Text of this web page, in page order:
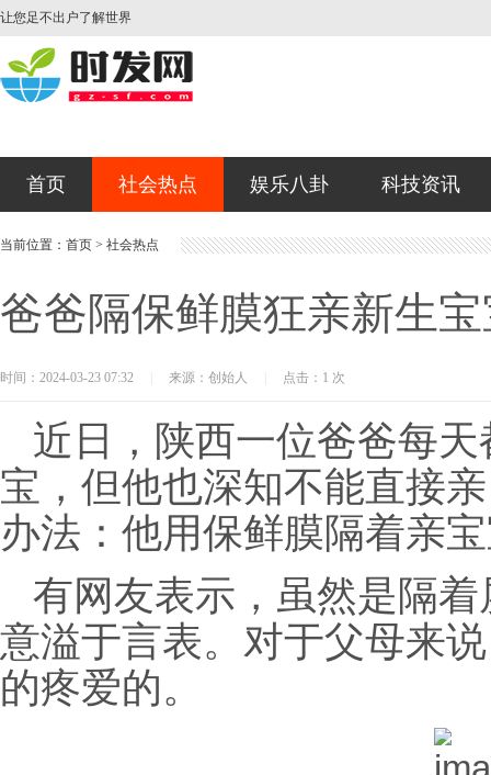
让您足不出户了解世界
首页 社会热点 娱乐八卦 科技资讯
当前位置： 首页 > 社会热点
爸爸隔保鲜膜狂亲新生
时间：2024-03-23 07:32 来源：创始人 点击：1 次
近日，陕西一位爸爸每
宝，但他也深知不能直接
办法：他用保鲜膜隔着亲
有网友表示，虽然是隔
意溢于言表。对于父母来
的疼爱的。